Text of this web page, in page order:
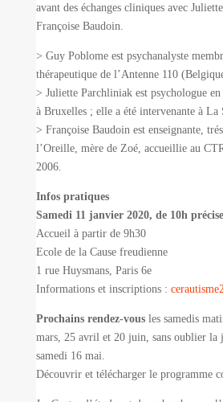
avant des échanges cliniques avec
Françoise Baudoin.
> Guy Poblome est psychanalyste
thérapeutique de l’Antenne 110
> Juliette Parchliniak est psychologue
à Bruxelles ; elle a été intervenante à La
> Françoise Baudoin est enseignante,
l’Oreille, mère de Zoé, accueillie au
2006.
Infos pratiques
Samedi 11 janvier 2020, de 10h
Accueil à partir de 9h30
Ecole de la Cause freudienne
1 rue Huysmans, Paris 6e
Informations et inscriptions :
Prochains rendez-vousles samedis
mars, 25 avril et 20 juin, sans oublier la
samedi 16 mai.
Découvrir et télécharger le programme